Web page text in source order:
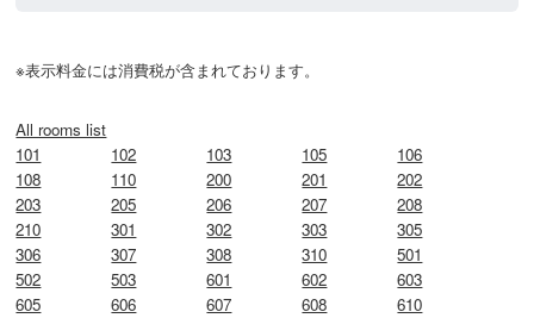
All rooms list
101
102 103 105
106
108
110 200 201
202
203
205 206 207
208
210
301 302 303
305
306
307 308 310
501
502
503 601 602
603
605
606 607 608 610